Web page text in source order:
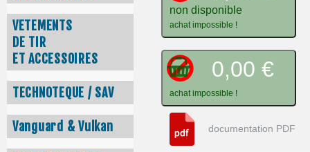
VETEMENTS
DE TIR
ET ACCESSOIRES
TECHNOTEQUE / SAV
Vanguard & Vulkan
non disponible
achat impossible !
0,00 €
achat impossible !
documentation PDF